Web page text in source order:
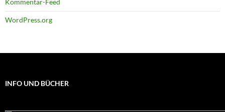
Kommentar-Feed
WordPress.org
INFO UND BÜCHER